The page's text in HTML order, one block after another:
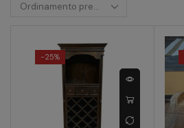
-25%